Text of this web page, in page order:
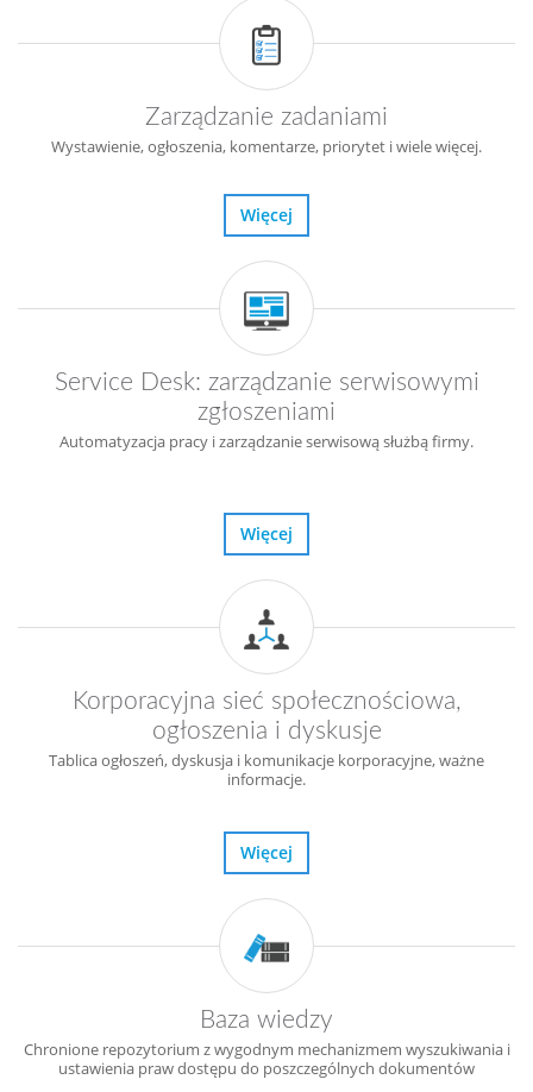
Zarządzanie zadaniami
Wystawienie, ogłoszenia, komentarze, priorytet i wiele więcej.
Więcej
Serviсe Desk: zarządzanie serwisowymi
zgłoszeniami
Automatyzacja pracy i zarządzanie serwisową służbą firmy.
Więcej
Korporacyjna sieć społecznościowa,
ogłoszenia i dyskusje
Tablica ogłoszeń, dyskusja i komunikacje korporacyjne, ważne
informacje.
Więcej
Baza wiedzy
Chronione repozytorium z wygodnym mechanizmem wyszukiwania i
ustawienia praw dostępu do poszczególnych dokumentów